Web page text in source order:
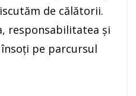
de călătorii.
responsabilitatea şi
pe parcursul